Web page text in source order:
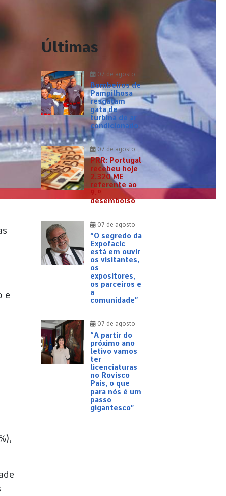
e
Últimas
07 de agosto
Bombeiros de
Pampilhosa
resgatam
gata de
turbina de ar
condicionado
07 de agosto
PRR: Portugal
recebeu hoje
2.320 ME
referente ao
9.º
desembolso
07 de agosto
“O segredo da
Expofacic
está em ouvir
os visitantes,
os
expositores,
os parceiros e
a
comunidade”
07 de agosto
“A partir do
próximo ano
letivo vamos
ter
licenciaturas
no Rovisco
Pais, o que
para nós é um
passo
gigantesco”